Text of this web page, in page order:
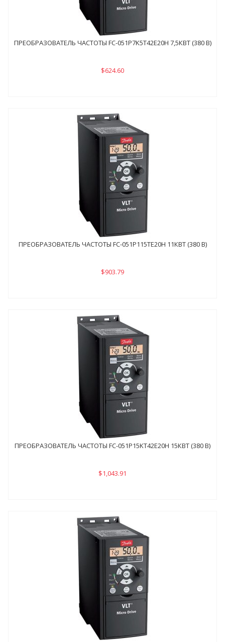
ПРЕОБРАЗОВАТЕЛЬ ЧАСТОТЫ FC-051P7K5Т42E20H 7,5КВТ (380 В)
$624.60
ПРЕОБРАЗОВАТЕЛЬ ЧАСТОТЫ FC-051P115ТE20H 11КВТ (380 В)
$903.79
ПРЕОБРАЗОВАТЕЛЬ ЧАСТОТЫ FC-051P15KТ42E20H 15КВТ (380 В)
$1,043.91